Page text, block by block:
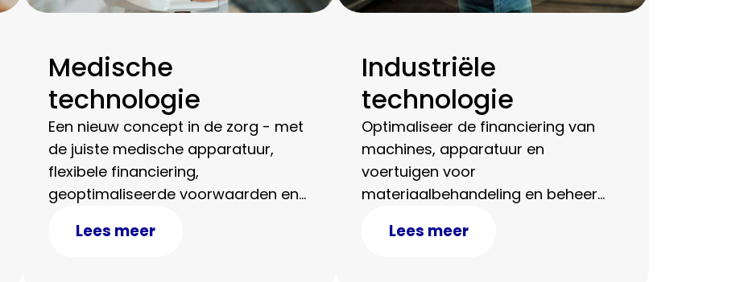
Medische
technologie
Een nieuw concept in de zorg - met
de juiste medische apparatuur,
flexibele financiering,
geoptimaliseerde voorwaarden en
Lees meer
Industriële
technologie
Optimaliseer de financiering van
machines, apparatuur en
voertuigen voor
materiaalbehandeling en beheer
productieoutput, maximaliseer de
Lees meer